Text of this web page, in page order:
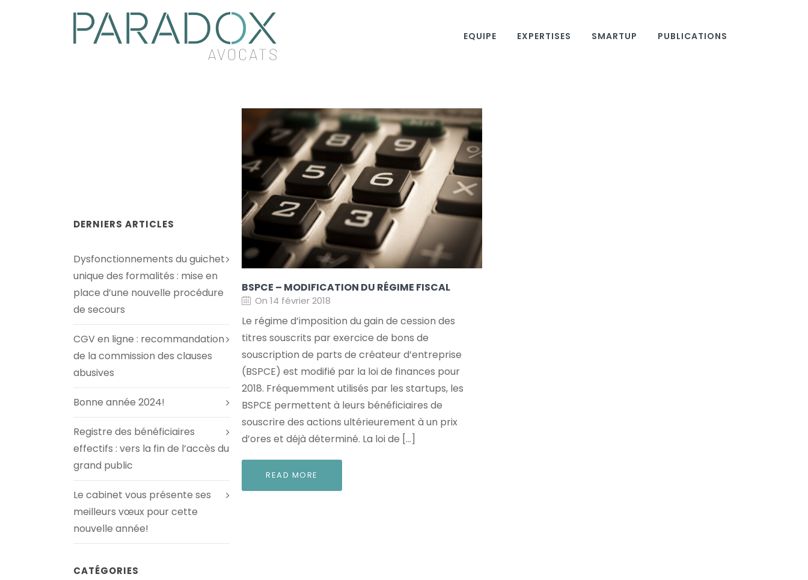
EQUIPE EXPERTISES SMARTUP PUBLICATIONS
DERNIERS ARTICLES
Dysfonctionnements du guichet
unique des formalités : mise en
place d’une nouvelle procédure
de secours
CGV en ligne : recommandation
de la commission des clauses
abusives
Bonne année 2024!
Registre des bénéficiaires
effectifs : vers la fin de l’accès du
grand public
Le cabinet vous présente ses
meilleurs vœux pour cette
nouvelle année!
CATÉGORIES
BSPCE – MODIFICATION DU RÉGIME FISCAL
On 14 février 2018
Le régime d’imposition du gain de cession des
titres souscrits par exercice de bons de
souscription de parts de créateur d’entreprise
(BSPCE) est modifié par la loi de finances pour
2018. Fréquemment utilisés par les startups, les
BSPCE permettent à leurs bénéficiaires de
souscrire des actions ultérieurement à un prix
d’ores et déjà déterminé. La loi de […]
READ MORE